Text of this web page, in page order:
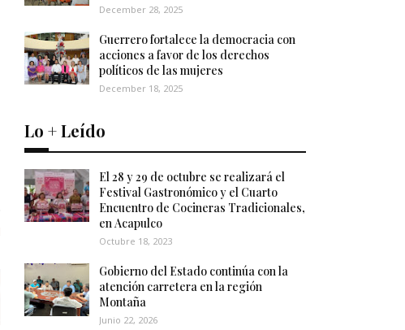
December 28, 2025
Guerrero fortalece la democracia con
acciones a favor de los derechos
políticos de las mujeres
December 18, 2025
Lo + Leído
El 28 y 29 de octubre se realizará el
Festival Gastronómico y el Cuarto
Encuentro de Cocineras Tradicionales,
en Acapulco
Octubre 18, 2023
Gobierno del Estado continúa con la
atención carretera en la región
Montaña
Junio 22, 2026